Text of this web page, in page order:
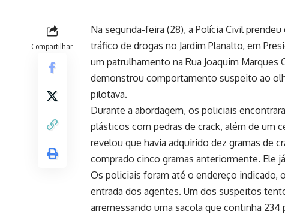
Compartilhar
Na segunda-feira (28), a Polícia Civil
tráfico de drogas no Jardim Planalto, em
um patrulhamento na Rua Joaquim
demonstrou comportamento suspeito ao
pilotava.
Durante a abordagem, os policiais
plásticos com pedras de crack, além de um
revelou que havia adquirido dez gramas de
comprado cinco gramas anteriormente. Ele
Os policiais foram até o endereço indicado,
entrada dos agentes. Um dos suspeitos
arremessando uma sacola que continha 234